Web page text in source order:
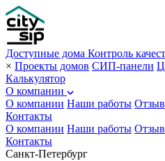
Доступные дома Контроль
× Проекты домов СИП-панели
Калькулятор
О компании
О компании Наши работы
Контакты
О компании Наши работы
Контакты
Санкт-Петербург